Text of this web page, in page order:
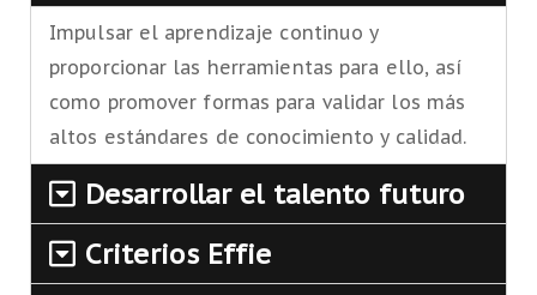
Impulsar el aprendizaje continuo y
proporcionar las herramientas para ello, así
como promover formas para validar los más
altos estándares de conocimiento y calidad.
Desarrollar el talento futuro
Criterios Effie